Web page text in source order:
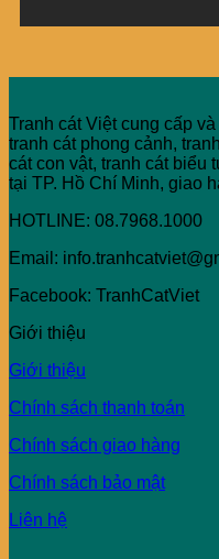
Tranh cát Việt cung cấp
tranh cát phong cảnh,
cát con vật, tranh cát biểu
tại TP. Hồ Chí Minh, giao
HOTLINE: 08.7968.1000
Email:
Facebook: TranhCatViet
Giới thiệu
Giới thiệu
Chính sách thanh toán
Chính sách giao hàng
Chính sách bảo mật
Liên hệ